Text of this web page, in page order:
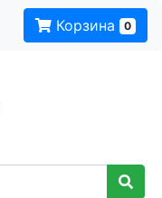
Корзина 0